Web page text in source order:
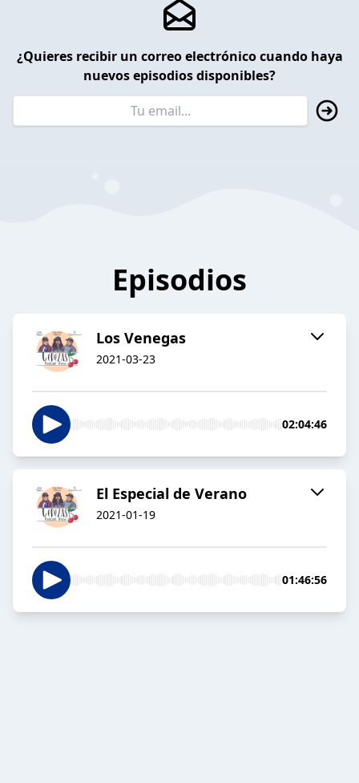
¿Quieres recibir un correo electrónico cuando haya
nuevos episodios disponibles?
Episodios
Los Venegas
2021-03-23
02:04:46
El Especial de Verano
2021-01-19
01:46:56